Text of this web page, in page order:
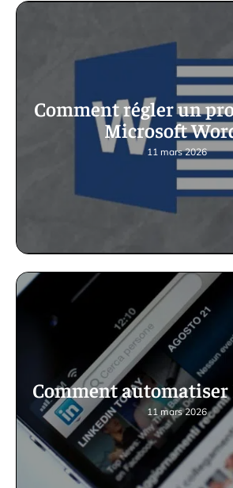
Comment régler un
Microsoft
11 mars 2026
Comment automatiser
11 mars 2026